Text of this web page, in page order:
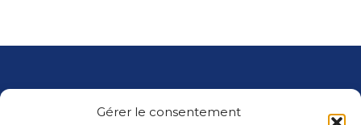
Gérer le consentement